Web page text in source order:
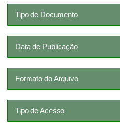
Tipo de Documento
Data de Publicação
Formato do Arquivo
Tipo de Acesso